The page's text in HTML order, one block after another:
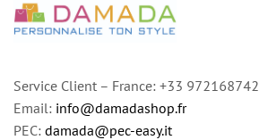
Service Client – France: +33 972168742
Email: info@damadashop.fr
PEC: damada@pec-easy.it